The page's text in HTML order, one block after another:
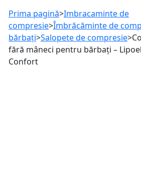
Prima pagină>Imbracaminte de
compresie>Îmbrăcăminte de
bărbați>Salopete de compresie>
fără mâneci pentru bărbați –
Confort